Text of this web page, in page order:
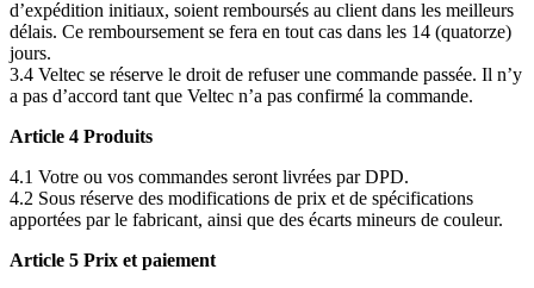
d’expédition initiaux, soient remboursés au client dans les meilleurs
délais. Ce remboursement se fera en tout cas dans les 14 (quatorze)
jours.
3.4 Veltec se réserve le droit de refuser une commande passée. Il n’y
a pas d’accord tant que Veltec n’a pas confirmé la commande.
Article 4 Produits
4.1 Votre ou vos commandes seront livrées par DPD.
4.2 Sous réserve des modifications de prix et de spécifications
apportées par le fabricant, ainsi que des écarts mineurs de couleur.
Article 5 Prix et paiement